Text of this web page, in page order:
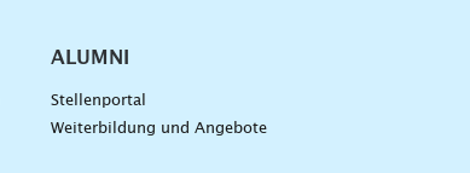
ALUMNI
Stellenportal
Weiterbildung und Angebote